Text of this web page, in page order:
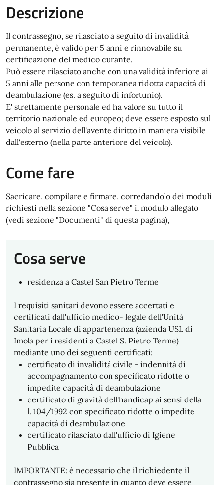
Descrizione
Il contrassegno, se rilasciato a seguito di invalidità
permanente, è valido per 5 anni e rinnovabile su
certificazione del medico curante.
Può essere rilasciato anche con una validità inferiore ai
5 anni alle persone con temporanea ridotta capacità di
deambulazione (es. a seguito di infortunio).
E' strettamente personale ed ha valore su tutto il
territorio nazionale ed europeo; deve essere esposto sul
veicolo al servizio dell'avente diritto in maniera visibile
dall'esterno (nella parte anteriore del veicolo).
Come fare
Sacricare, compilare e firmare, corredandolo dei moduli
richiesti nella sezione "Cosa serve" il modulo allegato
(vedi sezione "Documenti" di questa pagina),
Cosa serve
residenza a Castel San Pietro Terme
I requisiti sanitari devono essere accertati e
certificati dall'ufficio medico- legale dell'Unità
Sanitaria Locale di appartenenza (azienda USL di
Imola per i residenti a Castel S. Pietro Terme)
mediante uno dei seguenti certificati:
certificato di invalidità civile - indennità di
accompagnamento con specificato ridotte o
impedite capacità di deambulazione
certificato di gravità dell'handicap ai sensi della
l. 104/1992 con specificato ridotte o impedite
capacità di deambulazione
certificato rilasciato dall'ufficio di Igiene
Pubblica
IMPORTANTE: è necessario che il richiedente il
contrassegno sia presente in quanto deve essere